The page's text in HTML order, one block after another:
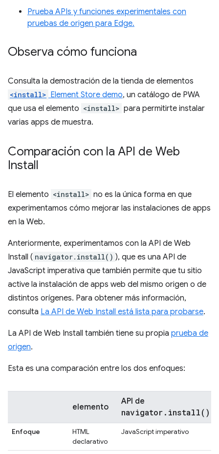
Prueba APIs y funciones experimentales con
pruebas de origen para Edge.
Observa cómo funciona
Consulta la demostración de la tienda de elementos
<install> Element Store demo, un catálogo de PWA
que usa el elemento <install> para permitirte instalar
varias apps de muestra.
Comparación con la API de Web
Install
El elemento <install> no es la única forma en que
experimentamos cómo mejorar las instalaciones de apps
en la Web.
Anteriormente, experimentamos con la API de Web
Install ( navigator.install() ), que es una API de
JavaScript imperativa que también permite que tu sitio
active la instalación de apps web del mismo origen o de
distintos orígenes. Para obtener más información,
consulta La API de Web Install está lista para probarse.
La API de Web Install también tiene su propia prueba de
origen.
Esta es una comparación entre los dos enfoques:
elemento
API de
navigator.install()
Enfoque
HTML
declarativo
JavaScript imperativo